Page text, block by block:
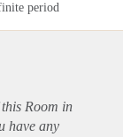
period
Room in
have any